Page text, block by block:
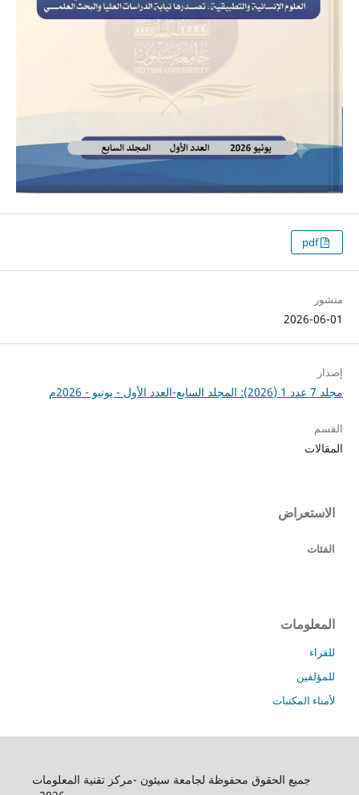
pdf
منشور
2026-06-01
إصدار
مجلد 7 عدد 1 (2026): المجلد السابع-العدد الأول - يونيو - 2026م
القسم
المقالات
الاستعراض
الفئات
المعلومات
للقراء
للمؤلفين
لأمناء المكتبات
جميع الحقوق محفوظة لجامعة سيئون -مركز تقنية المعلومات